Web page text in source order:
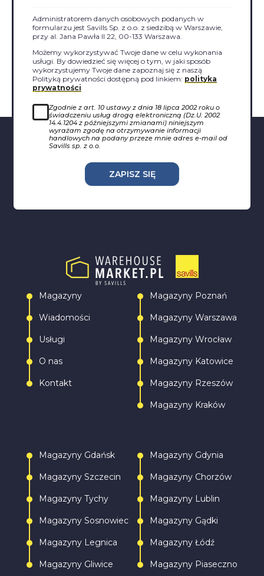
Administratorem danych osobowych podanych w
formularzu jest Savills Sp. z o.o. z siedzibą w Warszawie,
przy al. Jana Pawła II 22, 00-133 Warszawa.
Możemy wykorzystywać Twoje dane w celu wykonania
usługi. By dowiedzieć się więcej o tym, w jaki sposób
wykorzystujemy Twoje dane zapoznaj się z naszą
Polityką prywatności dostępną pod linkiem: polityka
prywatności
Zgodnie z art. 10 ustawy z dnia 18 lipca 2002 roku o
świadczeniu usług drogą elektroniczną (Dz.U. 2002
14.4.1204 z późniejszymi zmianami) niniejszym
wyrażam zgodę na otrzymywanie informacji
handlowych na podany przeze mnie adres e-mail od
Savills sp. z o.o.
ZAPISZ SIĘ
Magazyny
Wiadomości
Usługi
O nas
Kontakt
Magazyny Poznań
Magazyny Warszawa
Magazyny Wrocław
Magazyny Katowice
Magazyny Rzeszów
Magazyny Kraków
Magazyny Gdańsk
Magazyny Szczecin
Magazyny Tychy
Magazyny Sosnowiec
Magazyny Legnica
Magazyny Gliwice
Magazyny Gdynia
Magazyny Chorzów
Magazyny Lublin
Magazyny Gądki
Magazyny Łódź
Magazyny Piaseczno